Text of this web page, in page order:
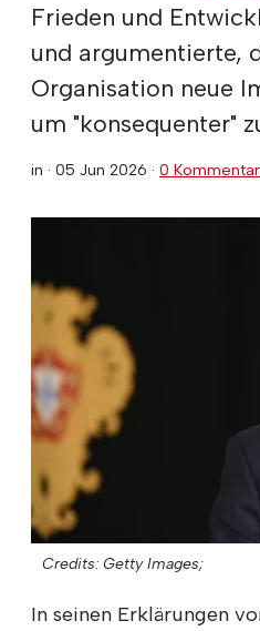
Frieden und
und argumentierte,
Organisation neue
um "konsequenter"
in · 05 Jun 2026 · 0
Credits: Getty Images;
In seinen Erklärungen